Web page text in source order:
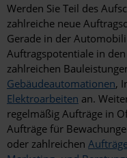
Werden Sie Teil des
zahlreiche neue
Gerade in der
Auftragspotentiale in
zahlreichen
Gebäudeautomationen,
Elektroarbeiten an.
regelmäßig Aufträge in
Aufträge für
oder zahlreichen